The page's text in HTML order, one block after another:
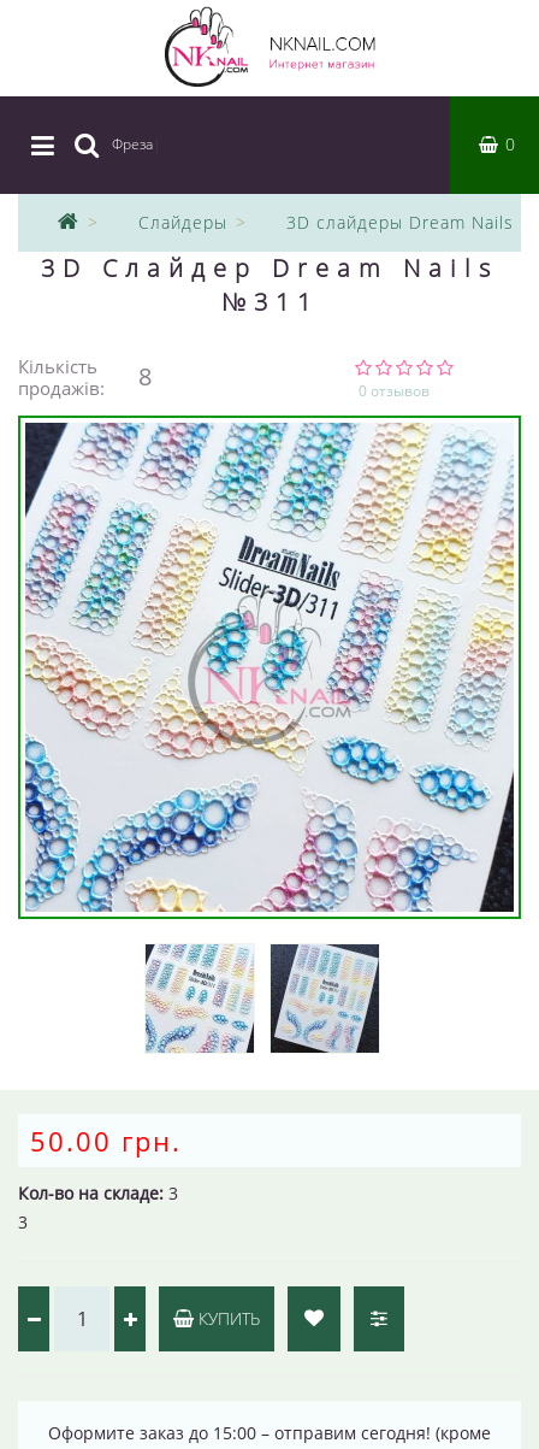
Фреза 0
Слайдеры 3D слайдеры Dream Nails
3D Слайдер Dream Nails
№311
Кількість
продажів:
8 0 отзывов
50.00 грн.
Кол-во на складе: 3
3
КУПИТЬ
Оформите заказ до 15:00 – отправим сегодня! (кроме